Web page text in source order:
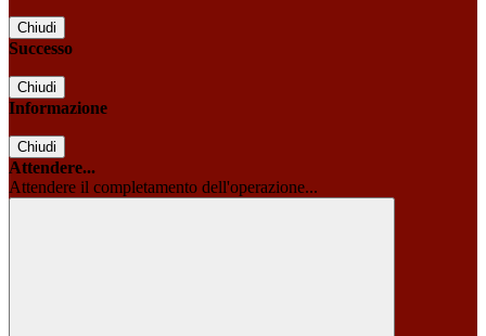
Chiudi
Successo
Chiudi
Informazione
Chiudi
Attendere...
Attendere il completamento dell'operazione...